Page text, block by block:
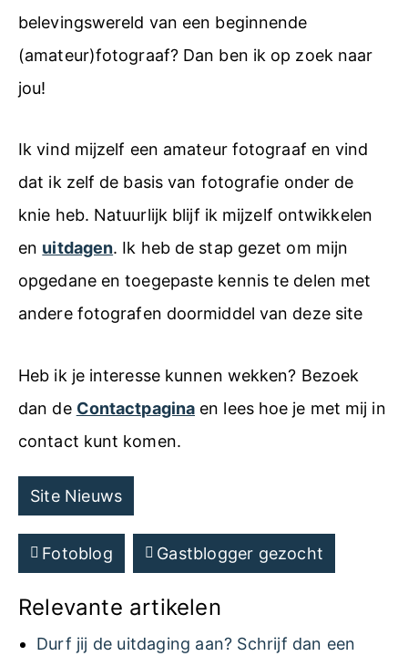
belevingswereld van een beginnende
(amateur)fotograaf? Dan ben ik op zoek naar
jou!
Ik vind mijzelf een amateur fotograaf en vind
dat ik zelf de basis van fotografie onder de
knie heb. Natuurlijk blijf ik mijzelf ontwikkelen
en uitdagen. Ik heb de stap gezet om mijn
opgedane en toegepaste kennis te delen met
andere fotografen doormiddel van deze site
Heb ik je interesse kunnen wekken? Bezoek
dan de Contactpagina en lees hoe je met mij in
contact kunt komen.
Site Nieuws
Fotoblog Gastblogger gezocht
Relevante artikelen
Durf jij de uitdaging aan? Schrijf dan een